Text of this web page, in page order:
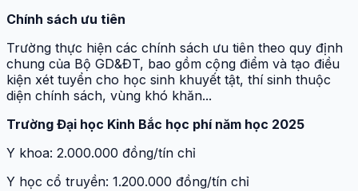
Chính sách ưu tiên
Trường thực hiện các chính sách ưu tiên theo quy định
chung của Bộ GD&ĐT, bao gồm cộng điểm và tạo điều
kiện xét tuyển cho học sinh khuyết tật, thí sinh thuộc
diện chính sách, vùng khó khăn...
Trường Đại học Kinh Bắc học phí năm học 2025
Y khoa: 2.000.000 đồng/tín chỉ
Y học cổ truyền: 1.200.000 đồng/tín chỉ